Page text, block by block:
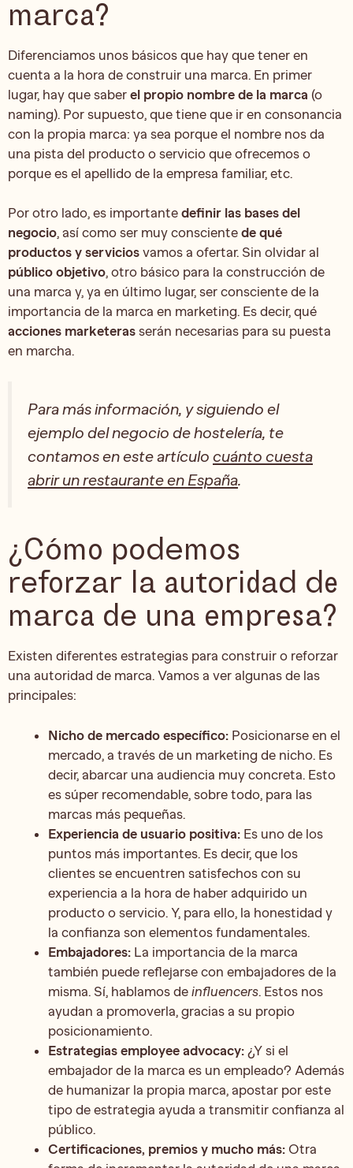
marca?
Diferenciamos unos básicos que hay que tener en
cuenta a la hora de construir una marca. En primer
lugar, hay que saber el propio nombre de la marca (o
naming). Por supuesto, que tiene que ir en consonancia
con la propia marca: ya sea porque el nombre nos da
una pista del producto o servicio que ofrecemos o
porque es el apellido de la empresa familiar, etc.
Por otro lado, es importante definir las bases del
negocio, así como ser muy consciente de qué
productos y servicios vamos a ofertar. Sin olvidar al
público objetivo, otro básico para la construcción de
una marca y, ya en último lugar, ser consciente de la
importancia de la marca en marketing. Es decir, qué
acciones marketeras serán necesarias para su puesta
en marcha.
Para más información, y siguiendo el
ejemplo del negocio de hostelería, te
contamos en este artículo cuánto cuesta
abrir un restaurante en España.
¿Cómo podemos
reforzar la autoridad de
marca de una empresa?
Existen diferentes estrategias para construir o reforzar
una autoridad de marca. Vamos a ver algunas de las
principales:
Nicho de mercado específico: Posicionarse en el
mercado, a través de un marketing de nicho. Es
decir, abarcar una audiencia muy concreta. Esto
es súper recomendable, sobre todo, para las
marcas más pequeñas.
Experiencia de usuario positiva: Es uno de los
puntos más importantes. Es decir, que los
clientes se encuentren satisfechos con su
experiencia a la hora de haber adquirido un
producto o servicio. Y, para ello, la honestidad y
la confianza son elementos fundamentales.
Embajadores: La importancia de la marca
también puede reflejarse con embajadores de la
misma. Sí, hablamos de influencers. Estos nos
ayudan a promoverla, gracias a su propio
posicionamiento.
Estrategias employee advocacy: ¿Y si el
embajador de la marca es un empleado? Además
de humanizar la propia marca, apostar por este
tipo de estrategia ayuda a transmitir confianza al
público.
Certificaciones, premios y mucho más: Otra